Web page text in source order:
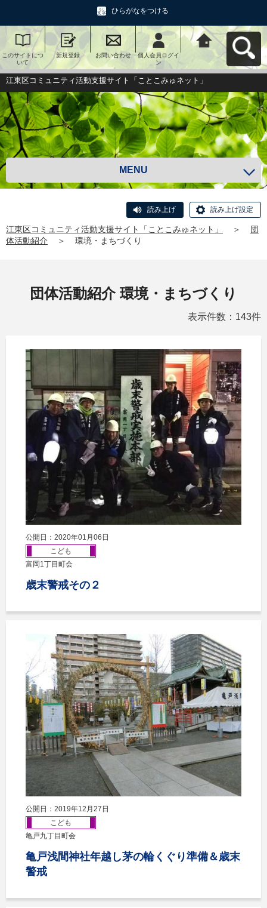
ひらがなをつける
このサイトにつ
いて
新規登録 お問い合わせ
個人会員ログイ
ン
江東区コミュニ
ティ活動支援サ
イト「ことこみ
ゅネット」へ戻
る
江東区コミュニティ活動支援サイト「ことこみゅネット」
MENU
読み上げ 読み上げ設定
江東区コミュニティ活動支援サイト「ことこみゅネット」 ＞
団
体活動紹介
＞ 環境・まちづくり
団体活動紹介 環境・まちづくり
表示件数：143件
公開日：2020年01月06日
こども
富岡1丁目町会
歳末警戒その２
公開日：2019年12月27日
こども
亀戸九丁目町会
亀戸浅間神社年越し茅の輪くぐり準備＆歳末
警戒